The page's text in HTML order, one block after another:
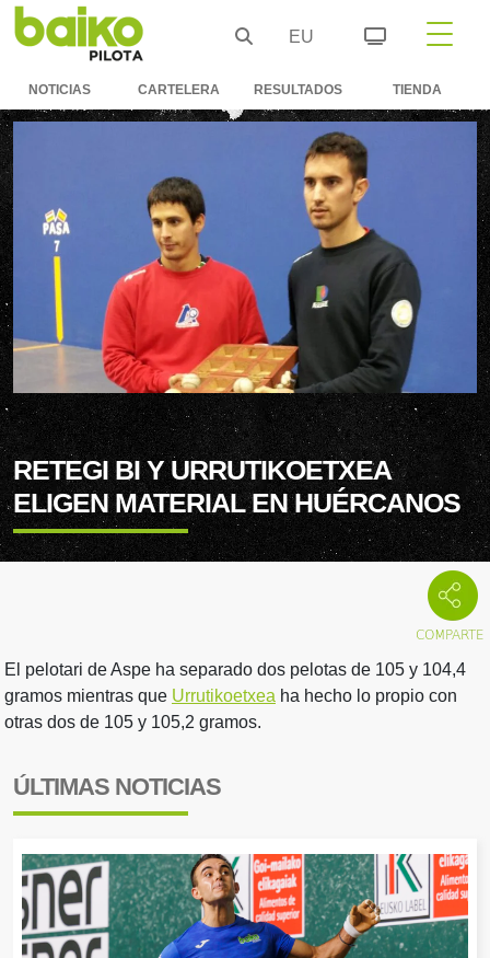
EU
NOTICIAS CARTELERA RESULTADOS TIENDA
RETEGI BI Y URRUTIKOETXEA
ELIGEN MATERIAL EN HUÉRCANOS
El pelotari de Aspe ha separado dos pelotas de 105 y 104,4
gramos mientras que Urrutikoetxea ha hecho lo propio con
otras dos de 105 y 105,2 gramos.
ÚLTIMAS NOTICIAS